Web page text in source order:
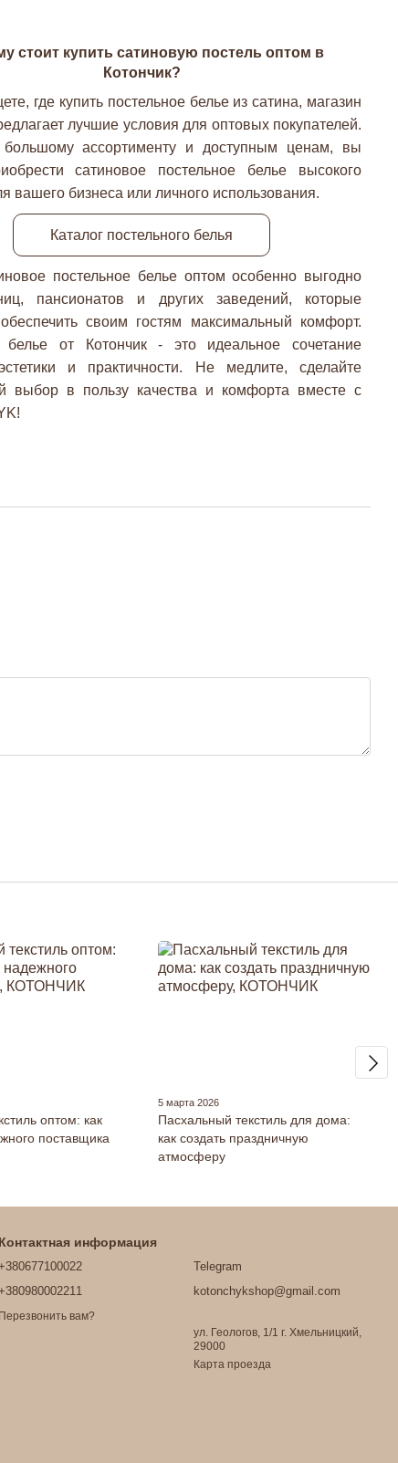
стоит купить сатиновую постель оптом в
Котончик?
где купить постельное белье из сатина, магазин
лучшие условия для оптовых покупателей.
большому ассортименту и доступным ценам, вы
сатиновое постельное белье высокого
вашего бизнеса или личного использования.
Каталог постельного белья
постельное белье оптом особенно выгодно
пансионатов и других заведений, которые
своим гостям максимальный комфорт.
белье от Котончик - это идеальное сочетание
и практичности. Не медлите, сделайте
выбор в пользу качества и комфорта вместе с
оптом: как
поставщика
5 марта 2026
Пасхальный текстиль для дома:
как создать праздничную
атмосферу
Контактная информация
Перезвонить вам?
Telegram
kotonchykshop@gmail.com
ул. Геологов, 1/1 г. Хмельницкий,
29000
Карта проезда